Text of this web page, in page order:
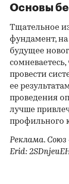
Основы
Тщательное
фундамент,
будущее
провести
ее
проведения
лучше
профильного
Реклама.
Erid: